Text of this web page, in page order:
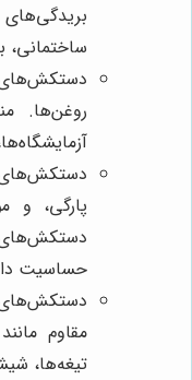
ساختمانی،
روغن‌ها.
دستکش‌های
پارگی، و
حساسیت
دستکش‌های
مقاوم
تیغه‌ها،